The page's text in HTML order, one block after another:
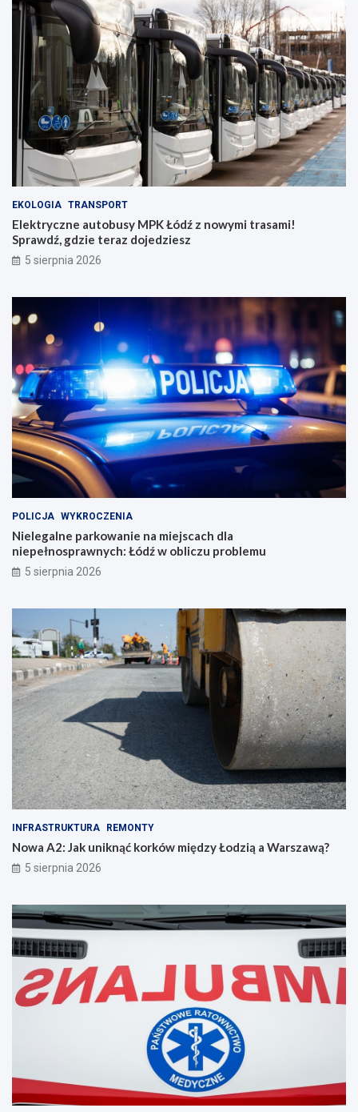
EKOLOGIA TRANSPORT
Elektryczne autobusy MPK Łódź z nowymi trasami!
Sprawdź, gdzie teraz dojedziesz
5 sierpnia 2026
POLICJA WYKROCZENIA
Nielegalne parkowanie na miejscach dla
niepełnosprawnych: Łódź w obliczu problemu
5 sierpnia 2026
INFRASTRUKTURA REMONTY
Nowa A2: Jak uniknąć korków między Łodzią a Warszawą?
5 sierpnia 2026